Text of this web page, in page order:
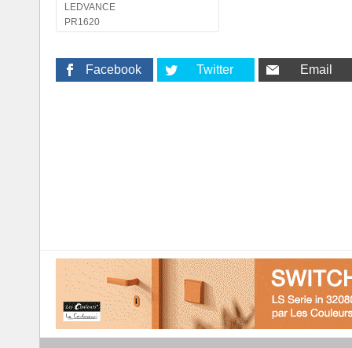
LEDVANCE
PR1620
Facebook Twitter Email